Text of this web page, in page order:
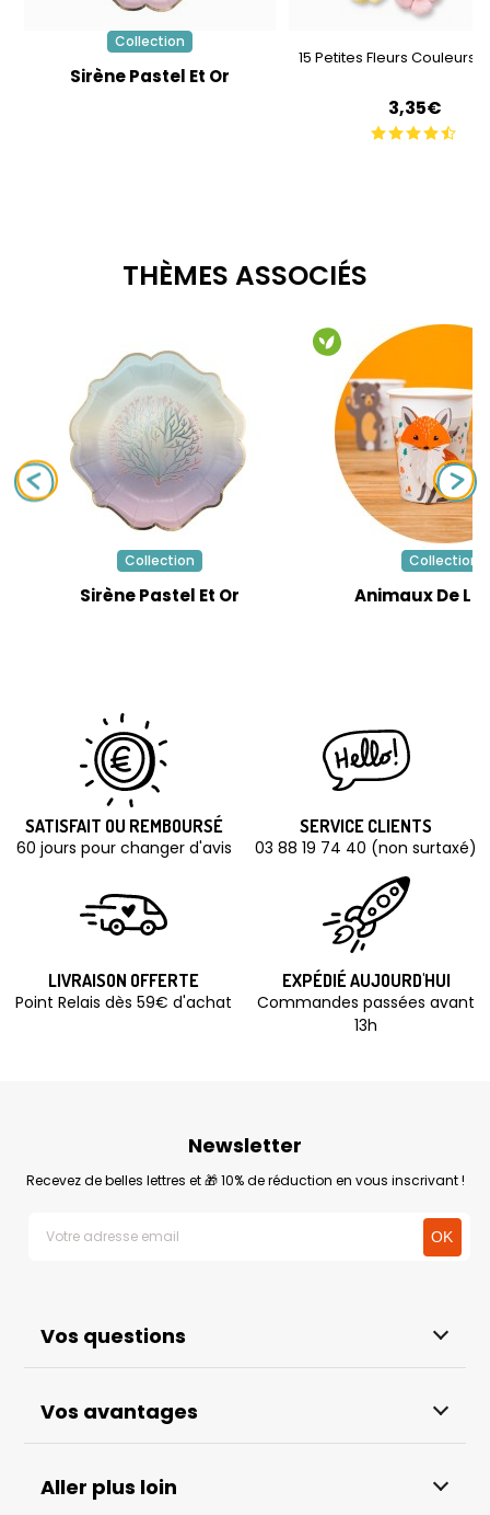
Collection
Sirène Pastel Et Or
15 Petites Fleurs Couleurs
3,35€
THÈMES ASSOCIÉS
Collection
Sirène Pastel Et Or
Collection
Animaux De La
SATISFAIT OU REMBOURSÉ
60 jours pour changer d'avis
SERVICE CLIENTS
03 88 19 74 40 (non surtaxé)
LIVRAISON OFFERTE
Point Relais dès 59€ d'achat
EXPÉDIÉ AUJOURD'HUI
Commandes passées avant
13h
Vos questions
Vos avantages
Aller plus loin
Newsletter
Recevez de belles lettres et 🎁 10% de réduction en vous inscrivant !